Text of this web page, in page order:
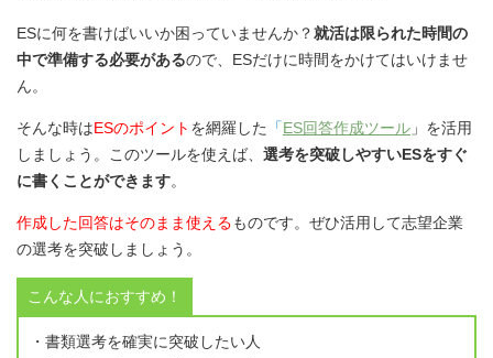
ESに何を書けばいいか困っていませんか？就活は限られた時間の
中で準備する必要があるので、ESだけに時間をかけてはいけませ
ん。
そんな時はESのポイント を網羅した 「ES回答作成ツール 」を活用
しましょう。このツールを使えば、 選考を突破しやすいESをすぐ
に書くことができます。
作成した回答はそのまま使えるものです。ぜひ活用して志望企業
の選考を突破しましょう。
こんな人におすすめ！
・書類選考を確実に突破したい人